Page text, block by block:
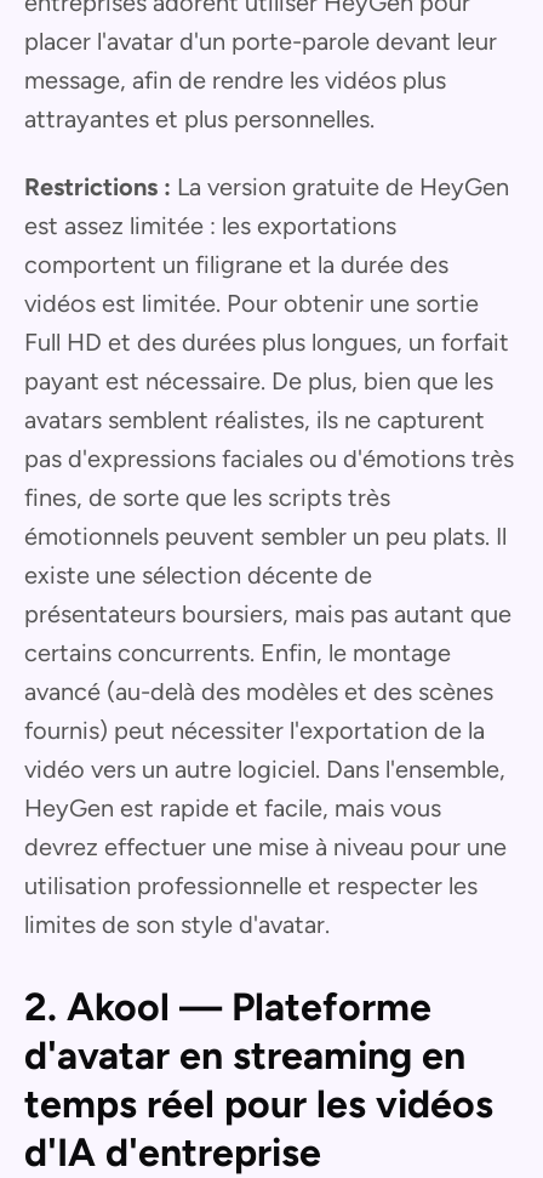
placer l'avatar d'un porte-parole devant leur
message, afin de rendre les vidéos plus
attrayantes et plus personnelles.
Restrictions : La version gratuite de HeyGen
est assez limitée : les exportations
comportent un filigrane et la durée des
vidéos est limitée. Pour obtenir une sortie
Full HD et des durées plus longues, un forfait
payant est nécessaire. De plus, bien que les
avatars semblent réalistes, ils ne capturent
pas d'expressions faciales ou d'émotions très
fines, de sorte que les scripts très
émotionnels peuvent sembler un peu plats. Il
existe une sélection décente de
présentateurs boursiers, mais pas autant que
certains concurrents. Enfin, le montage
avancé (au-delà des modèles et des scènes
fournis) peut nécessiter l'exportation de la
vidéo vers un autre logiciel. Dans l'ensemble,
HeyGen est rapide et facile, mais vous
devrez effectuer une mise à niveau pour une
utilisation professionnelle et respecter les
limites de son style d'avatar.
2. Akool — Plateforme
d'avatar en streaming en
temps réel pour les vidéos
d'IA d'entreprise